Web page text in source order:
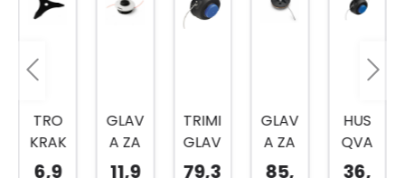
TRO
KRAK
6,9
GLAV
A ZA
TRIM
11,9
TRIMI
GLAV
A
79,3
GLAV
A ZA
TRIM
85,
HUS
QVA
RNA
36,